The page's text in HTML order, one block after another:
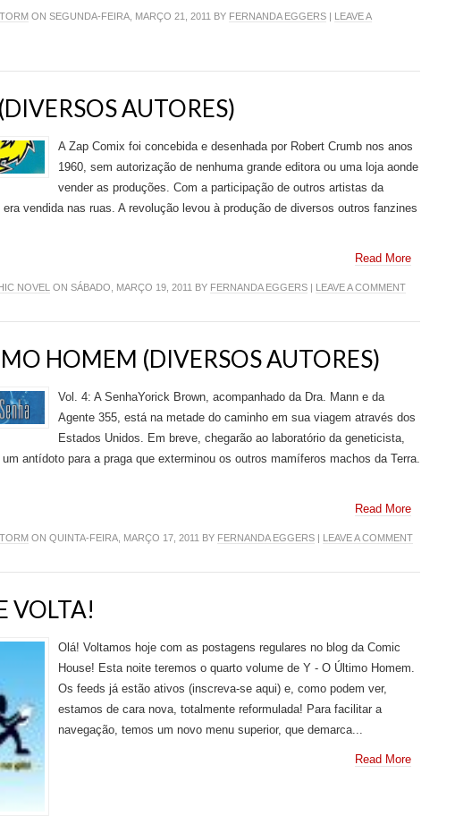
ON SEGUNDA-FEIRA, MARÇO 21, 2011 BY FERNANDA EGGERS | LEAVE A
AUTORES)
A Zap Comix foi concebida e desenhada por Robert Crumb nos anos
1960, sem autorização de nenhuma grande editora ou uma loja aonde
vender as produções. Com a participação de outros artistas da
vendida nas ruas. A revolução levou à produção de diversos outros fanzines
Read More
NOVEL ON SÁBADO, MARÇO 19, 2011 BY FERNANDA EGGERS | LEAVE A COMMENT
HOMEM (DIVERSOS AUTORES)
Vol. 4: A SenhaYorick Brown, acompanhado da Dra. Mann e da
Agente 355, está na metade do caminho em sua viagem através dos
Estados Unidos. Em breve, chegarão ao laboratório da geneticista,
antídoto para a praga que exterminou os outros mamíferos machos da Terra.
Read More
ON QUINTA-FEIRA, MARÇO 17, 2011 BY FERNANDA EGGERS | LEAVE A COMMENT
VOLTA!
Olá! Voltamos hoje com as postagens regulares no blog da Comic
House! Esta noite teremos o quarto volume de Y - O Último Homem.
Os feeds já estão ativos (inscreva-se aqui) e, como podem ver,
estamos de cara nova, totalmente reformulada! Para facilitar a
navegação, temos um novo menu superior, que demarca...
Read More